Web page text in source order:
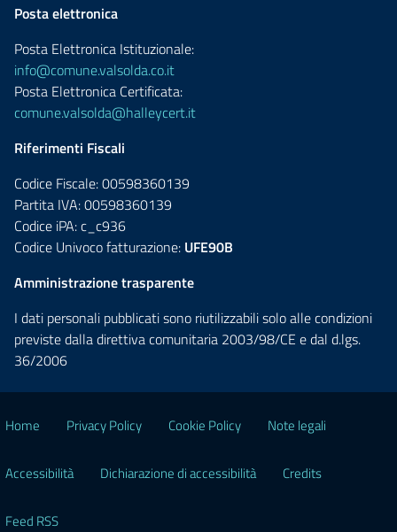
Posta elettronica
Posta Elettronica Istituzionale:
info@comune.valsolda.co.it
Posta Elettronica Certificata:
comune.valsolda@halleycert.it
Riferimenti Fiscali
Codice Fiscale: 00598360139
Partita IVA: 00598360139
Codice iPA: c_c936
Codice Univoco fatturazione: UFE90B
Amministrazione trasparente
I dati personali pubblicati sono riutilizzabili solo alle condizioni
previste dalla direttiva comunitaria 2003/98/CE e dal d.lgs.
36/2006
Home Privacy Policy Cookie Policy Note legali
Accessibilità Dichiarazione di accessibilità Credits
Feed RSS